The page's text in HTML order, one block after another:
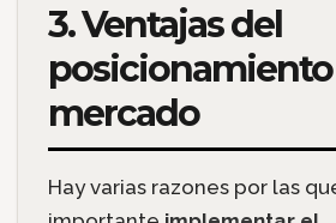
3. Ventajas del
mercado
Hay varias razones por las